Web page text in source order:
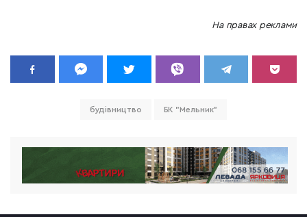
На правах реклами
будівництво БК "Мельник"